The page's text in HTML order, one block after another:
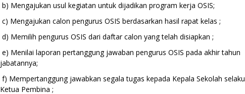
b) Mengajukan usul kegiatan untuk dijadikan program kerja OSIS;
c) Mengajukan calon pengurus OSIS berdasarkan hasil rapat kelas ;
d) Memilih pengurus OSIS dari daftar calon yang telah disiapkan ;
e) Menilai laporan pertanggung jawaban pengurus OSIS pada akhir tahun
jabatannya;
f) Mempertanggung jawabkan segala tugas kepada Kepala Sekolah selaku
Ketua Pembina ;